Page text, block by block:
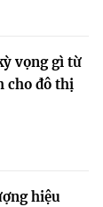
vọng gì từ
cho đô thị
hiệu